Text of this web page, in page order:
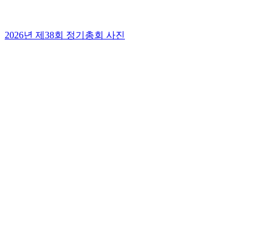
2026년 제38회 정기총회 사진